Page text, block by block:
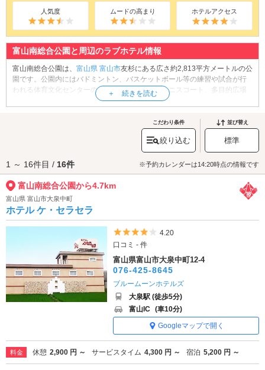
人気度 ムードの高まり ホテルアクセス
富山南総合公園と周辺のラブホテル情報
富山南総合公園は、 富山県 富山市友杉にある広さ約2,813平方メートルの公
園です。公園内にはバドミントン、バスケットボール等の練習や試合が行
われる体育文化センターの他、サッカー場や、テニスコート、多目的広場
(芝生広場)など運動に適したスポットが整備されています。また、園内には
ったり。晴れた日はお弁当や敷物を持参してピクニックをするのもおすす
富山空港周辺エリアのラブホテル からもアクセスが
こだわり条件
絞り込む
並び替え
標準
1 ～ 16件目 / 16件 ※予約カレンダーは14:20時点の情報です
富山南総合公園から4.7km
富山県 富山市大泉中町
ホテル ケ・セラセラ
5つ星のうち4
4.20
口コミ - 件
富山県富山市大泉中町12-4
076-425-8645
ブルームーンホテルズ
大泉駅 (徒歩5分)
富山IC (車10分)
Googleマップで開く
料金 休憩 2,900 円 ～ サービスタイム 4,300 円 ～ 宿泊 5,200 円 ～